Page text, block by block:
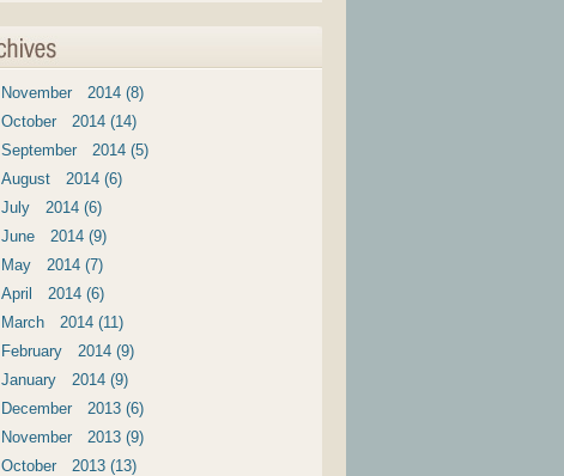
November 2014 (8)
October 2014 (14)
September 2014 (5)
August 2014 (6)
July 2014 (6)
June 2014 (9)
May 2014 (7)
April 2014 (6)
March 2014 (11)
February 2014 (9)
January 2014 (9)
December 2013 (6)
November 2013 (9)
October 2013 (13)